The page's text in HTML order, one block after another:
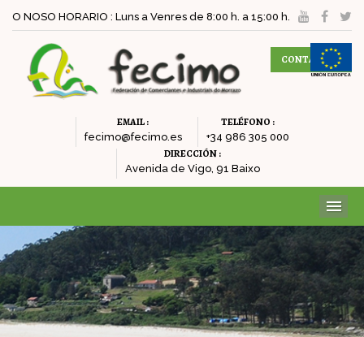
O NOSO HORARIO : Luns a Venres de 8:00 h. a 15:00 h.
CONTACTAR
EMAIL :
fecimo@fecimo.es
TELÉFONO :
+34 986 305 000
DIRECCIÓN :
Avenida de Vigo, 91 Baixo